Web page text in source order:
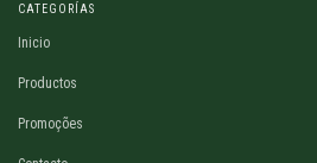
CATEGORÍAS
Inicio
Productos
Promoções